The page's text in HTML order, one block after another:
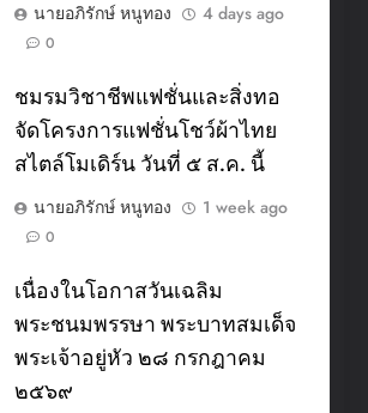
นายอภิรักษ์ หนูทอง
4 days ago
0
ชมรมวิชาชีพแฟชั่นและสิ่งทอ
จัดโครงการแฟชั่นโชว์ผ้าไทย
สไตล์โมเดิร์น วันที่ ๕ ส.ค. นี้
นายอภิรักษ์ หนูทอง
1 week ago
0
เนื่องในโอกาสวันเฉลิม
พระชนมพรรษา พระบาทสมเด็จ
พระเจ้าอยู่หัว ๒๘ กรกฎาคม
๒๕๖๙